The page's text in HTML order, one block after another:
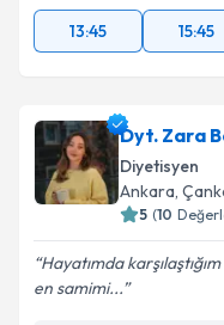
13:45
15:45
Dyt. Zara
Diyetisyen
Ankara,
5 (10
Hayatımda
en samimi...